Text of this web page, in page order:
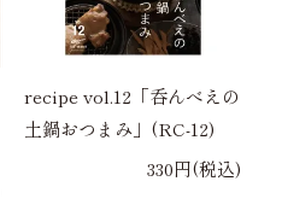
recipe vol.12「呑んべえの
土鍋おつまみ」(RC-12)
330円(税込)